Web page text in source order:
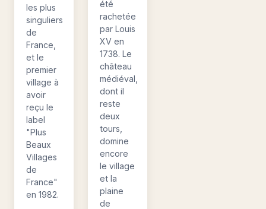
les plus
singuliers
de
France,
et le
premier
village à
avoir
reçu le
label
"Plus
Beaux
Villages
de
France"
en 1982.
été
rachetée
par Louis
XV en
1738. Le
château
médiéval,
dont il
reste
deux
tours,
domine
encore
le village
et la
plaine
de